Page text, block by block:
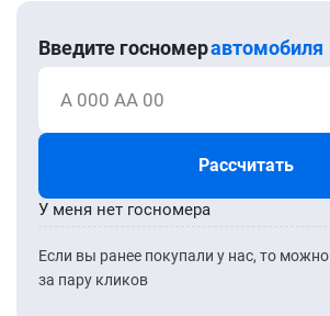
Введите госномеравтомобиля
А 000 АА 00
Рассчитать
Если вы ранее покупали у нас, то можно
за пару кликов
У меня нет госномера